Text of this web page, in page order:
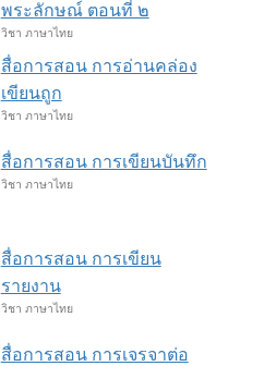
พระลักษณ์ ตอนที่ ๒
วิชา ภาษาไทย
สื่อการสอน การอ่านคล่อง
เขียนถูก
วิชา ภาษาไทย
สื่อการสอน การเขียนบันทึก
วิชา ภาษาไทย
สื่อการสอน การเขียน
รายงาน
วิชา ภาษาไทย
สื่อการสอน การเจรจาต่อ